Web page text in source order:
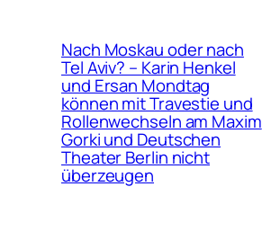
Nach Moskau oder nach
Tel Aviv? – Karin Henkel
und Ersan Mondtag
können mit Travestie und
Rollenwechseln am Maxim
Gorki und Deutschen
Theater Berlin nicht
überzeugen